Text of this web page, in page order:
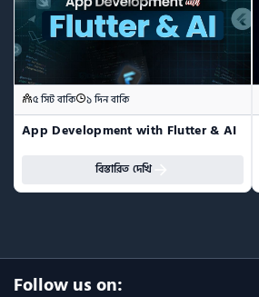
৫ সিট বাকি ১ দিন বাকি
App Development with Flutter & AI
বিস্তারিত দেখি
Follow us on: